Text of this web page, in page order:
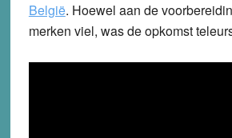
België. Hoewel aan de
merken viel, was de opkomst